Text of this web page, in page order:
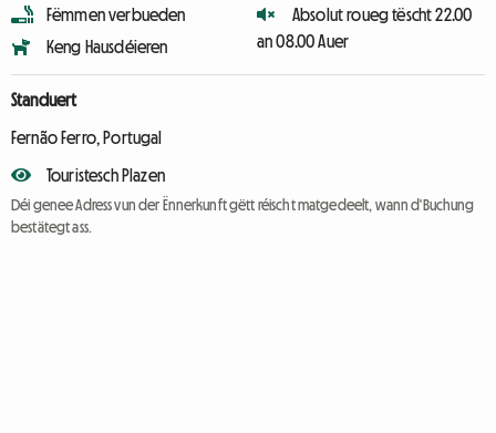
Fëmmen verbueden
Keng Hausdéieren
Absolut roueg tëscht 22.00
an 08.00 Auer
Standuert
Fernão Ferro, Portugal
Touristesch Plazen
Déi genee Adress vun der Ënnerkunft gëtt réischt matgedeelt, wann d'Buchung
bestätegt ass.